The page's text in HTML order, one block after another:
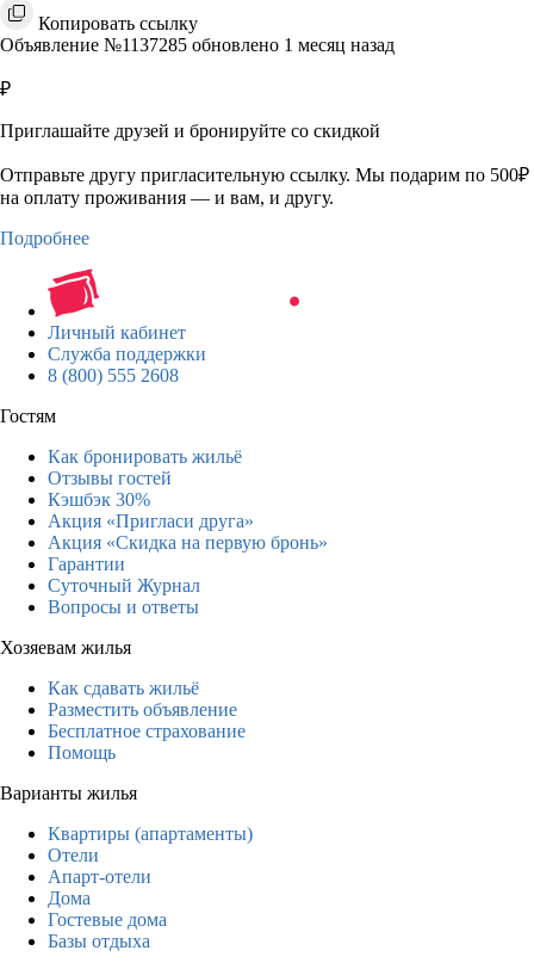
Копировать ссылку
Объявление №1137285 обновлено 1 месяц назад
₽
Приглашайте друзей и бронируйте со скидкой
Отправьте другу пригласительную ссылку. Мы подарим по 500₽
на оплату проживания — и вам, и другу.
Подробнее
Личный кабинет
Служба поддержки
8 (800) 555 2608
Гостям
Как бронировать жильё
Отзывы гостей
Кэшбэк 30%
Акция «Пригласи друга»
Акция «Скидка на первую бронь»
Гарантии
Суточный Журнал
Вопросы и ответы
Хозяевам жилья
Как сдавать жильё
Разместить объявление
Бесплатное страхование
Помощь
Варианты жилья
Квартиры (апартаменты)
Отели
Апарт-отели
Дома
Гостевые дома
Базы отдыха